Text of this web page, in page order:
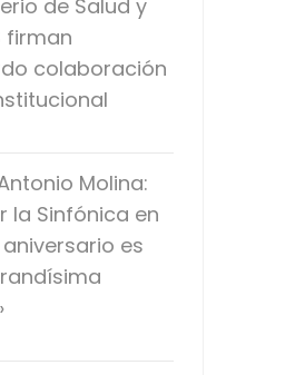
de Salud y
firman
colaboración
Molina:
la Sinfónica en
es